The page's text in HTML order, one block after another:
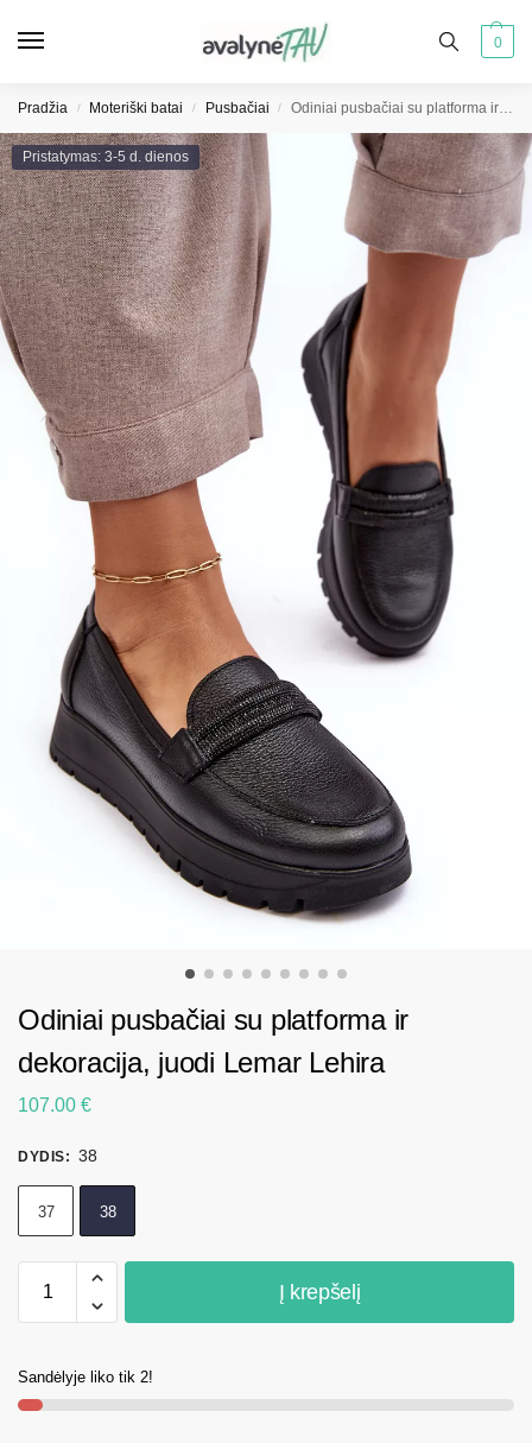
0
Pradžia / Moteriški batai / Pusbačiai / Odiniai pusbačiai su platforma ir dekoracija, juodi Lemar Lehira
Pristatymas: 3-5 d. dienos
Odiniai pusbačiai su platforma ir
dekoracija, juodi Lemar Lehira
107.00 €
DYDIS: 38
37 38
Į krepšelį
Sandėlyje liko tik 2!